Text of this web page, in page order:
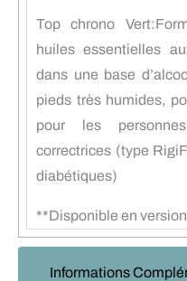
Informations
Top chrono
huiles essentielles
dans une base
pieds très humides,
pour les
correctrices (type
diabétiques)
**Disponible en